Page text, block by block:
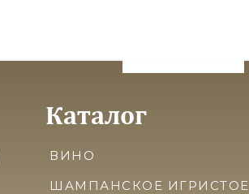
Каталог
ВИНО
ШАМПАНСКОЕ ИГРИСТОЕ